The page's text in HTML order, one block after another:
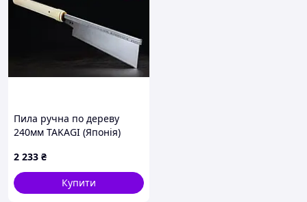
Пила ручна по дереву
240мм TAKAGI (Японія)
TPI
2 233 ₴
Купити